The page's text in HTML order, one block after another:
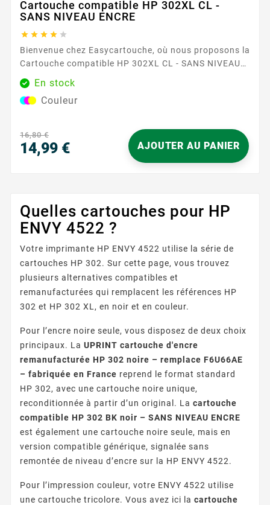
Cartouche compatible HP 302XL CL -
SANS NIVEAU ENCRE
    
Bienvenue chez Easycartouche, où nous proposons la
Cartouche compatible HP 302XL CL - SANS NIVEAU
ENCRE , un choix de premier plan pour ceux qui
recherchent qualité et fiabilité dans leurs besoins
d'impression. Cette cartouche est conçue pour
garantissant que vos documents et images se
démarquent avec clarté et précision. La...
En stock
Couleur
16,80 €
14,99 € AJOUTER AU PANIER
Quelles cartouches pour HP
ENVY 4522 ?
Votre imprimante HP ENVY 4522 utilise la série de
cartouches HP 302. Sur cette page, vous trouvez
plusieurs alternatives compatibles et
remanufacturées qui remplacent les références HP
302 et HP 302 XL, en noir et en couleur.
Pour l’encre noire seule, vous disposez de deux choix
principaux. La UPRINT cartouche d'encre
remanufacturée HP 302 noire – remplace F6U66AE
– fabriquée en France reprend le format standard
HP 302, avec une cartouche noire unique,
reconditionnée à partir d’un original. La cartouche
compatible HP 302 BK noir – SANS NIVEAU ENCRE
est également une cartouche noire seule, mais en
version compatible générique, signalée sans
remontée de niveau d’encre sur la HP ENVY 4522.
Pour l’impression couleur, votre ENVY 4522 utilise
une cartouche tricolore. Vous avez ici la cartouche